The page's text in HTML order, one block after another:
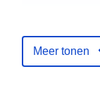
Ruimtelijk:
Meer tonen